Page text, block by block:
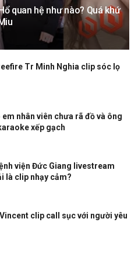
quan hệ như nào? Quá khứ
Tr Minh Nghia clip sóc lọ
nhân viên chưa rã đồ và ông
xếp gạch
viện Đức Giang livestream
là clip nhạy cảm?
clip call sục với người yêu